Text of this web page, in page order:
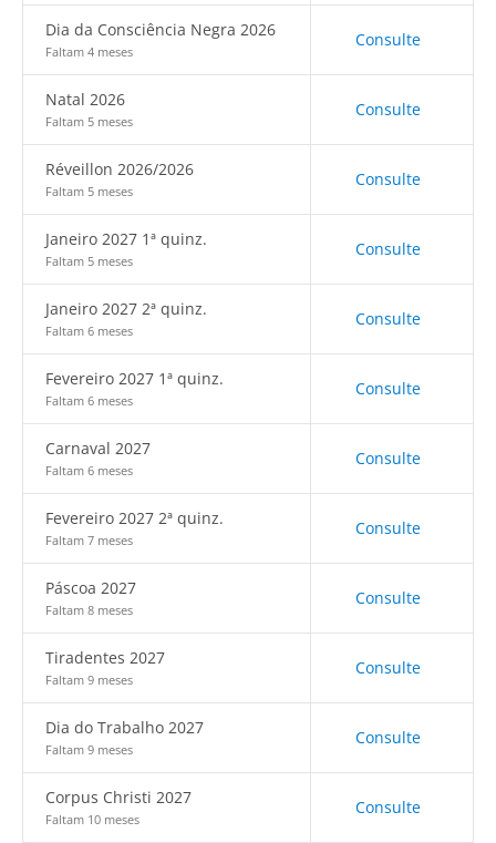
Dia da Consciência Negra 2026
Faltam 4 meses
Consulte
Natal 2026
Faltam 5 meses
Consulte
Réveillon 2026/2026
Faltam 5 meses
Consulte
Janeiro 2027 1ª quinz.
Faltam 5 meses
Consulte
Janeiro 2027 2ª quinz.
Faltam 6 meses
Consulte
Fevereiro 2027 1ª quinz.
Faltam 6 meses
Consulte
Carnaval 2027
Faltam 6 meses
Consulte
Fevereiro 2027 2ª quinz.
Faltam 7 meses
Consulte
Páscoa 2027
Faltam 8 meses
Consulte
Tiradentes 2027
Faltam 9 meses
Consulte
Dia do Trabalho 2027
Faltam 9 meses
Consulte
Corpus Christi 2027
Faltam 10 meses
Consulte